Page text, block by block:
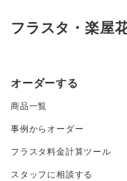
フラスタ・楽屋
オーダーする
商品一覧
事例からオーダー
フラスタ料金計算ツール
スタッフに相談する